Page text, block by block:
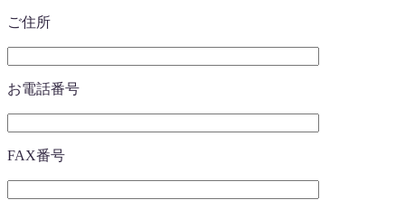
ご住所
お電話番号
FAX番号